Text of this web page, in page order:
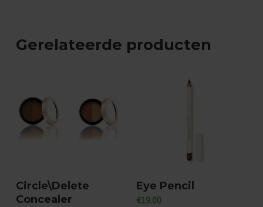
a
t
Gerelateerde producten
Circle\Delete
Concealer
Eye Pencil
€19.00